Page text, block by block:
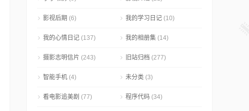
影视后期 (6) 我的学习日记 (10)
我的心情日记 (137) 我的相册集 (14)
摄影志明信片 (243) 旧站归档 (277)
智能手机 (4) 未分类 (3)
看电影追美剧 (77) 程序代码 (34)